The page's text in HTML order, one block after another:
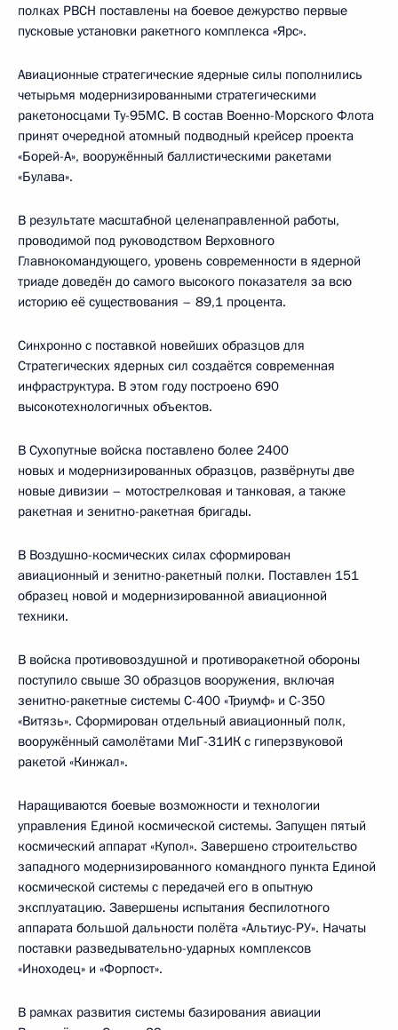
полках РВСН поставлены на боевое дежурство первые
пусковые установки ракетного комплекса «Ярс».
Авиационные стратегические ядерные силы пополнились
четырьмя модернизированными стратегическими
ракетоносцами Ту-95МС. В состав Военно-Морского Флота
принят очередной атомный подводный крейсер проекта
«Борей-А», вооружённый баллистическими ракетами
«Булава».
В результате масштабной целенаправленной работы,
проводимой под руководством Верховного
Главнокомандующего, уровень современности в ядерной
триаде доведён до самого высокого показателя за всю
историю её существования – 89,1 процента.
Синхронно с поставкой новейших образцов для
Стратегических ядерных сил создаётся современная
инфраструктура. В этом году построено 690
высокотехнологичных объектов.
В Сухопутные войска поставлено более 2400
новых и модернизированных образцов, развёрнуты две
новые дивизии – мотострелковая и танковая, а также
ракетная и зенитно-ракетная бригады.
В Воздушно-космических силах сформирован
авиационный и зенитно-ракетный полки. Поставлен 151
образец новой и модернизированной авиационной
техники.
В войска противовоздушной и противоракетной обороны
поступило свыше 30 образцов вооружения, включая
зенитно-ракетные системы С-400 «Триумф» и С-350
«Витязь». Сформирован отдельный авиационный полк,
вооружённый самолётами МиГ-31ИК с гиперзвуковой
ракетой «Кинжал».
Наращиваются боевые возможности и технологии
управления Единой космической системы. Запущен пятый
космический аппарат «Купол». Завершено строительство
западного модернизированного командного пункта Единой
космической системы с передачей его в опытную
эксплуатацию. Завершены испытания беспилотного
аппарата большой дальности полёта «Альтиус-РУ». Начаты
поставки разведывательно-ударных комплексов
«Иноходец» и «Форпост».
В рамках развития системы базирования авиации